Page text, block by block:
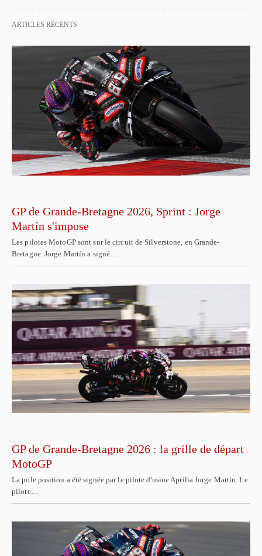
ARTICLES RÉCENTS
GP de Grande-Bretagne 2026, Sprint : Jorge
Martín s'impose
Les pilotes MotoGP sont sur le circuit de Silverstone, en Grande-
Bretagne. Jorge Martín a signé…
GP de Grande-Bretagne 2026 : la grille de départ
MotoGP
La pole position a été signée par le pilote d'usine Aprilia Jorge Martín. Le
pilote…